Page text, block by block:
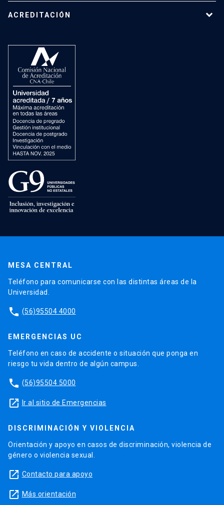
ACREDITACIÓN
MESA CENTRAL
Teléfono para comunicarse con las distintas áreas de la
Universidad.
phone (56)95504 4000
EMERGENCIAS UC
Teléfono en caso de accidente o situación que ponga en
riesgo tu vida dentro de algún campus.
phone (56)95504 5000
launch Ir al sitio de Emergencias
DISCRIMINACIÓN Y VIOLENCIA
Orientación y apoyo en casos de discriminación, violencia de
género o violencia sexual.
launch Contacto para apoyo
launch Más orientación